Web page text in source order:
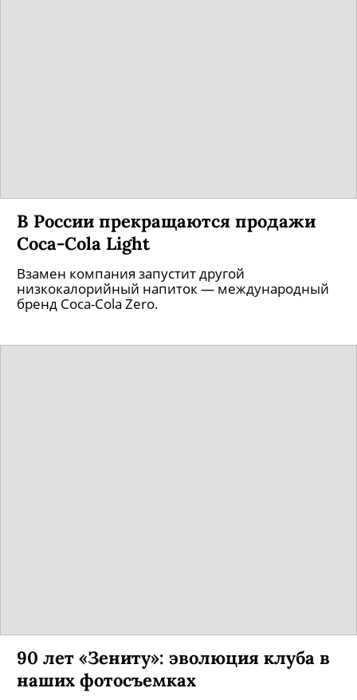
В России прекращаются продажи
Coca-Cola Light
Взамен компания запустит другой
низкокалорийный напиток — международный
бренд Coca-Cola Zero.
90 лет «Зениту»: эволюция клуба в
наших фотосъемках